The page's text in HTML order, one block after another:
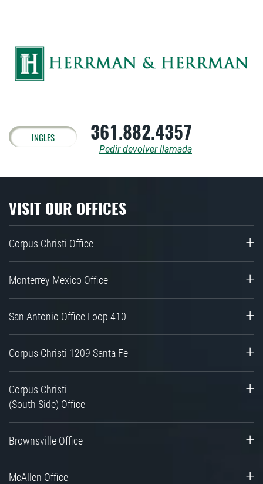
INGLES 361.882.4357
Pedir devolver llamada
VISIT OUR OFFICES
Corpus Christi Office
Monterrey Mexico Office
San Antonio Office Loop 410
Corpus Christi 1209 Santa Fe
Corpus Christi
(South Side) Office
Brownsville Office
McAllen Office